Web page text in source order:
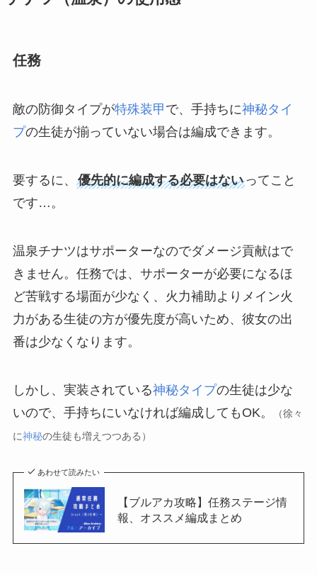
任務
敵の防御タイプが特殊装甲 で、手持ちに神秘タイ
プの生徒が揃っていない場合は編成できます。
要するに、 優先的に編成する必要はないってこと
です…。
温泉チナツはサポーターなのでダメージ貢献はで
きません。任務では、サポーターが必要になるほ
ど苦戦する場面が少なく、火力補助よりメイン火
力がある生徒の方が優先度が高いため、彼女の出
番は少なくなります。
しかし、実装されている神秘タイプの生徒は少な
いので、手持ちにいなければ編成してもOK。
（徐々
に神秘の生徒も増えつつある）
あわせて読みたい
【ブルアカ攻略】任務ステージ情
報、オススメ編成まとめ